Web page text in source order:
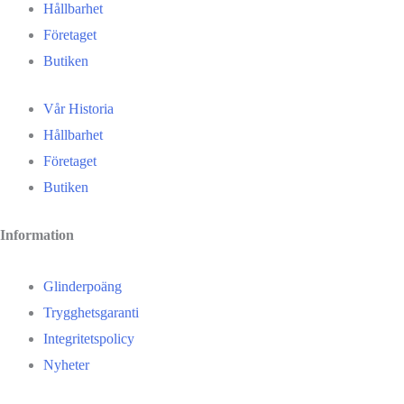
Hållbarhet
Företaget
Butiken
Vår Historia
Hållbarhet
Företaget
Butiken
Information
Glinderpoäng
Trygghetsgaranti
Integritetspolicy
Nyheter